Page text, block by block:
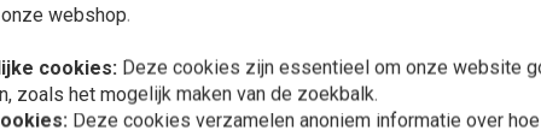
speciale roestvrijstalen verstevigingsplaten zijn
ze worden geverfd en definitief worden gemonteerd.
Cut-vorkbuisafdekkingen. Killer Custom of een ander
webshop.
cookies: Deze cookies zijn essentieel om onze website
zoals het mogelijk maken van de zoekbalk.
Deze cookies verzamelen anoniem informatie over